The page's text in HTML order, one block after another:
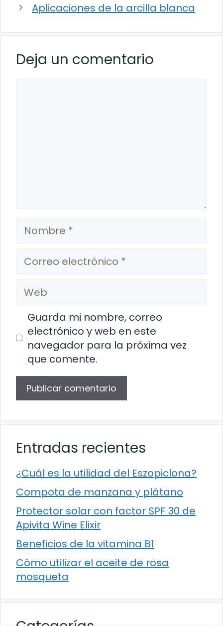
Aplicaciones de la arcilla blanca
Deja un comentario
Nombre
Correo
electrónico
Web
Guarda mi nombre, correo
electrónico y web en este
navegador para la próxima vez
que comente.
Entradas recientes
¿Cuál es la utilidad del Eszopiclona?
Compota de manzana y plátano
Protector solar con factor SPF 30 de
Apivita Wine Elixir
Beneficios de la vitamina B1
Cómo utilizar el aceite de rosa
mosqueta